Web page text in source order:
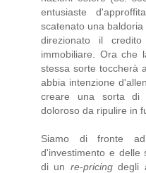
entusiaste
scatenato una
direzionato il
immobiliare. Ora che
stessa sorte toccherà
abbia intenzione
creare una sorta di
doloroso da ripulire in
Siamo di fronte
d'investimento e delle
di un re-pricingdegli